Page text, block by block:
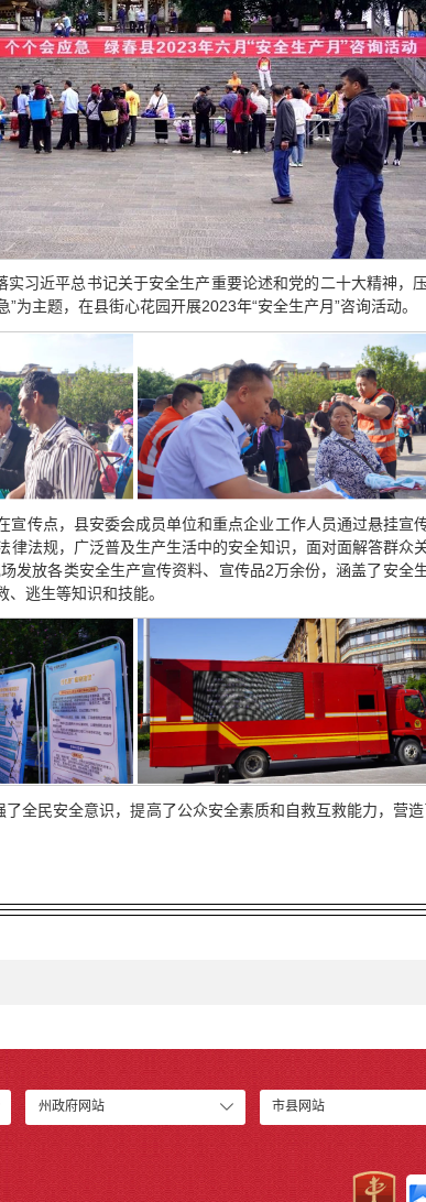
习近平总书记关于安全生产重要论述和党的二十大精神，
为主题，在县街心花园开展2023年“安全生产月”咨询活动。
宣传点，县安委会成员单位和重点企业工作人员通过悬挂宣
律法规，广泛普及生产生活中的安全知识，面对面解答群众
发放各类安全生产宣传资料、宣传品2万余份，涵盖了安全
逃生等知识和技能。
全民安全意识，提高了公众安全素质和自救互救能力，营
州政府网站 市县网站